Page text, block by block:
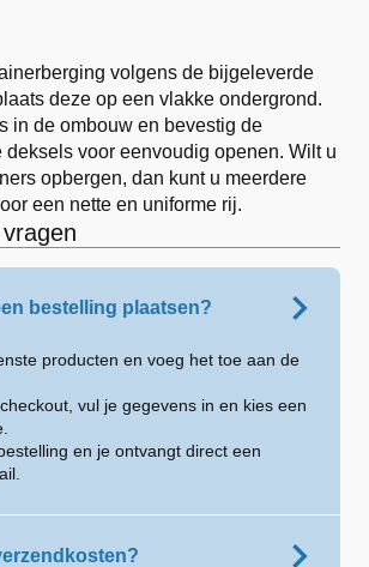
volgens de bijgeleverde
deze op een vlakke ondergrond.
in de ombouw en bevestig de
deksels voor eenvoudig openen. Wilt u
opbergen, dan kunt u meerdere
een nette en uniforme rij.
bestelling plaatsen?
producten en voeg het toe aan de
vul je gegevens in en kies een
en je ontvangt direct een